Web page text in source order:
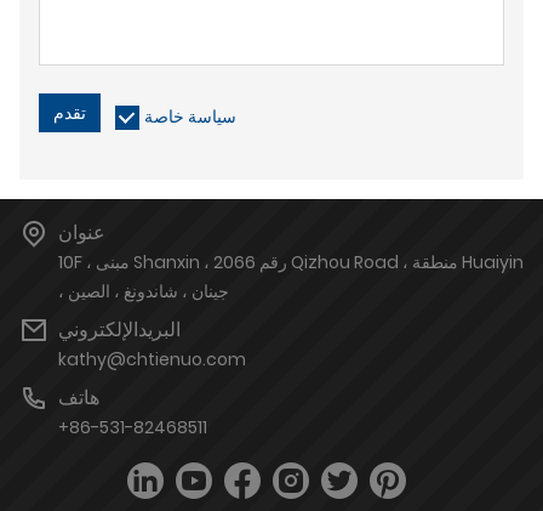
تقدم سياسة خاصة
عنوان
10F ، مبنى Shanxin ، رقم 2066 Qizhou Road ، منطقة Huaiyin
، جينان ، شاندونغ ، الصين
البريدالإلكتروني
kathy@chtienuo.com
هاتف
+86-531-82468511